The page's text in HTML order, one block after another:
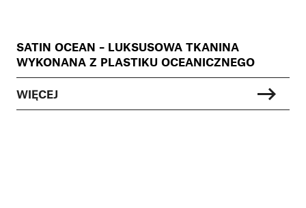
SATIN OCEAN – LUKSUSOWA TKANINA
WYKONANA Z PLASTIKU OCEANICZNEGO
WIĘCEJ